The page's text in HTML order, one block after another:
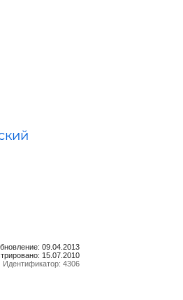
09.04.2013
15.07.2010
Идентификатор: 4306